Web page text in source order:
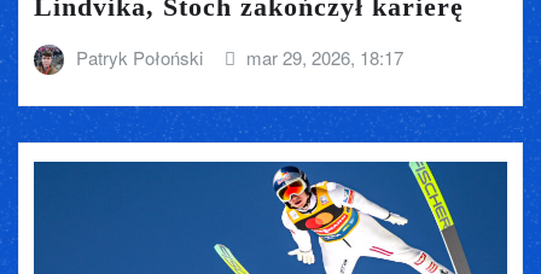
Lindvika, Stoch zakończył karierę
Patryk Połoński mar 29, 2026, 18:17